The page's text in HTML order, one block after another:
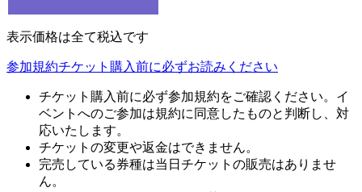
表示価格は全て税込です
参加規約チケット購入前に必ずお読みください
チケット購入前に必ず参加規約をご確認ください。イ
ベントへのご参加は規約に同意したものと判断し、対
応いたします。
チケットの変更や返金はできません。
完売している券種は当日チケットの販売はありませ
ん。